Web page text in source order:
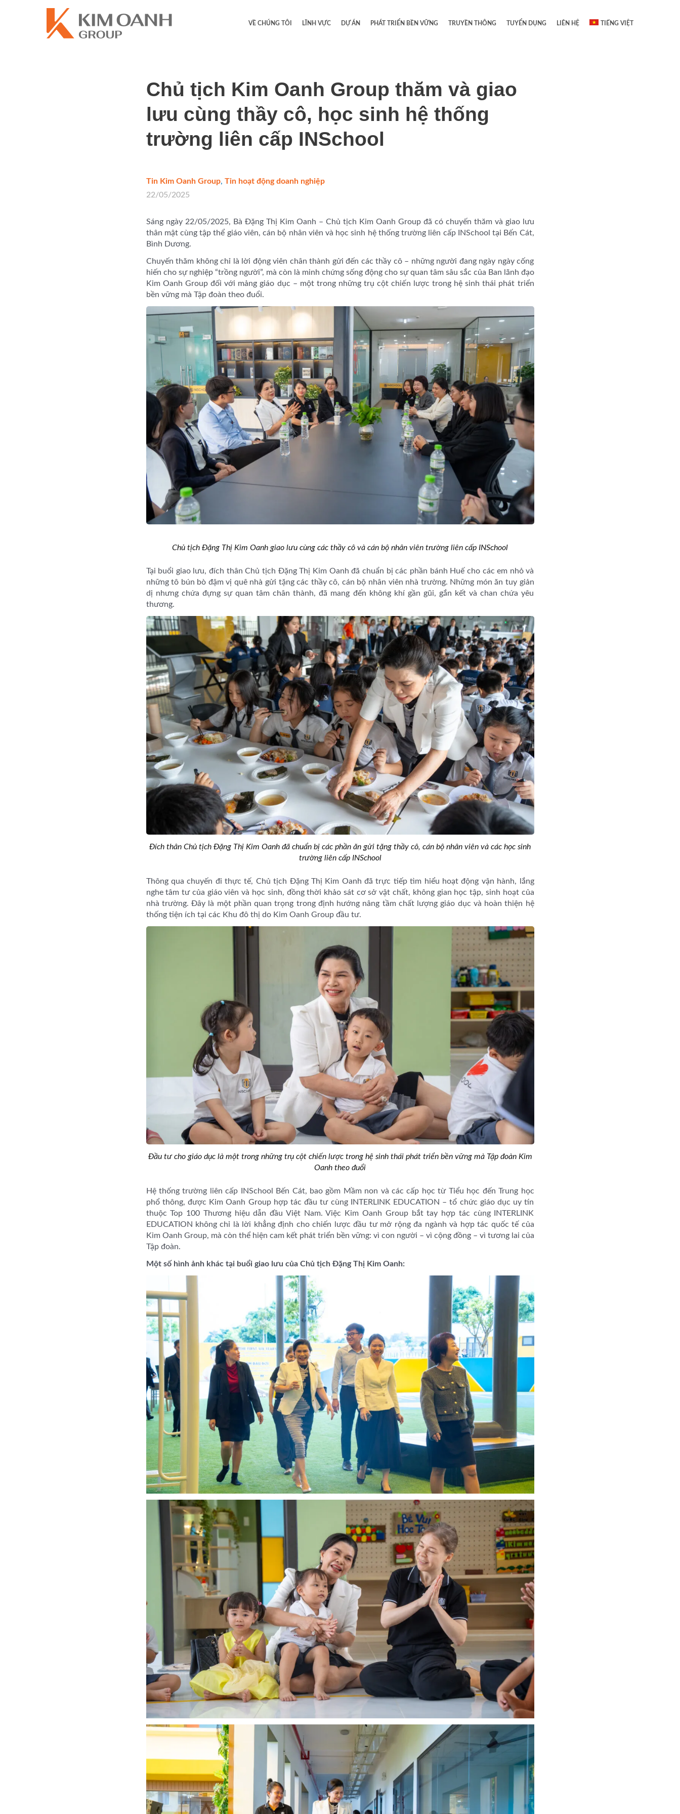
VỀ CHÚNG TÔI LĨNH VỰC DỰ ÁN PHÁT TRIỂN BỀN VỮNG TRUYỀN THÔNG TUYỂN DỤNG LIÊN HỆ TIẾNG VIỆT
Chủ tịch Kim Oanh Group thăm và giao
lưu cùng thầy cô, học sinh hệ thống
trường liên cấp INSchool
Tin Kim Oanh Group, Tin hoạt động doanh nghiệp/
22/05/2025
Sáng ngày 22/05/2025, Bà Đặng Thị Kim Oanh – Chủ tịch Kim Oanh Group đã có chuyến thăm và giao lưu
thân mật cùng tập thể giáo viên, cán bộ nhân viên và học sinh hệ thống trường liên cấp INSchool tại Bến Cát,
Bình Dương.
Chuyến thăm không chỉ là lời động viên chân thành gửi đến các thầy cô – những người đang ngày ngày cống
hiến cho sự nghiệp “trồng người”, mà còn là minh chứng sống động cho sự quan tâm sâu sắc của Ban lãnh đạo
Kim Oanh Group đối với mảng giáo dục – một trong những trụ cột chiến lược trong hệ sinh thái phát triển
bền vững mà Tập đoàn theo đuổi.
Chủ tịch Đặng Thị Kim Oanh giao lưu cùng các thầy cô và cán bộ nhân viên trường liên cấp INSchool
Tại buổi giao lưu, đích thân Chủ tịch Đặng Thị Kim Oanh đã chuẩn bị các phần bánh Huế cho các em nhỏ và
những tô bún bò đậm vị quê nhà gửi tặng các thầy cô, cán bộ nhân viên nhà trường. Những món ăn tuy giản
dị nhưng chứa đựng sự quan tâm chân thành, đã mang đến không khí gần gũi, gắn kết và chan chứa yêu
thương.
Đích thân Chủ tịch Đặng Thị Kim Oanh đã chuẩn bị các phần ăn gửi tặng thầy cô, cán bộ nhân viên và các học sinh
trường liên cấp INSchool
Thông qua chuyến đi thực tế, Chủ tịch Đặng Thị Kim Oanh đã trực tiếp tìm hiểu hoạt động vận hành, lắng
nghe tâm tư của giáo viên và học sinh, đồng thời khảo sát cơ sở vật chất, không gian học tập, sinh hoạt của
nhà trường. Đây là một phần quan trọng trong định hướng nâng tầm chất lượng giáo dục và hoàn thiện hệ
thống tiện ích tại các Khu đô thị do Kim Oanh Group đầu tư.
Đầu tư cho giáo dục là một trong những trụ cột chiến lược trong hệ sinh thái phát triển bền vững mà Tập đoàn Kim
Oanh theo đuổi
Hệ thống trường liên cấp INSchool Bến Cát, bao gồm Mầm non và các cấp học từ Tiểu học đến Trung học
phổ thông, được Kim Oanh Group hợp tác đầu tư cùng INTERLINK EDUCATION – tổ chức giáo dục uy tín
thuộc Top 100 Thương hiệu dẫn đầu Việt Nam. Việc Kim Oanh Group bắt tay hợp tác cùng INTERLINK
EDUCATION không chỉ là lời khẳng định cho chiến lược đầu tư mở rộng đa ngành và hợp tác quốc tế của
Kim Oanh Group, mà còn thể hiện cam kết phát triển bền vững: vì con người – vì cộng đồng – vì tương lai của
Tập đoàn.
Một số hình ảnh khác tại buổi giao lưu của Chủ tịch Đặng Thị Kim Oanh: